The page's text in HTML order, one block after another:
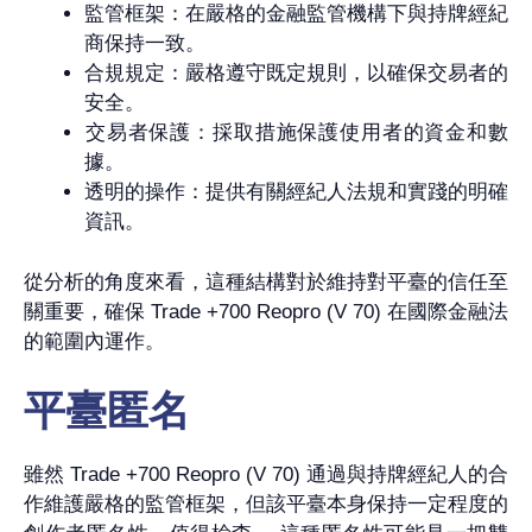
監管框架：在嚴格的金融監管機構下與持牌經紀
商保持一致。
合規規定：嚴格遵守既定規則，以確保交易者的
安全。
交易者保護：採取措施保護使用者的資金和數
據。
透明的操作：提供有關經紀人法規和實踐的明確
資訊。
從分析的角度來看，這種結構對於維持對平臺的信任至
關重要，確保 Trade +700 Reopro (V 70) 在國際金融法
的範圍內運作。
平臺匿名
雖然 Trade +700 Reopro (V 70) 通過與持牌經紀人的合
作維護嚴格的監管框架，但該平臺本身保持一定程度的